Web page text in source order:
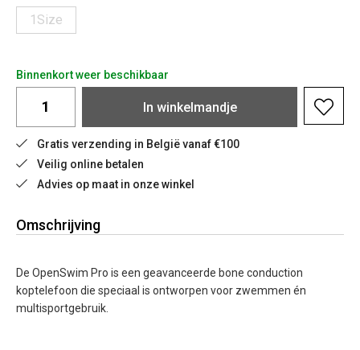
1Size
Binnenkort weer beschikbaar
In winkelmandje
Gratis verzending in België vanaf €100
Veilig online betalen
Advies op maat in onze winkel
Omschrijving
De OpenSwim Pro is een geavanceerde bone conduction
koptelefoon die speciaal is ontworpen voor zwemmen én
multisportgebruik.